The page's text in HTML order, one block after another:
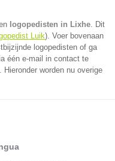
logopedisten in Lixhe. Dit
Luik). Voer bovenaan
logopedisten of ga
één e-mail in contact te
worden nu overige